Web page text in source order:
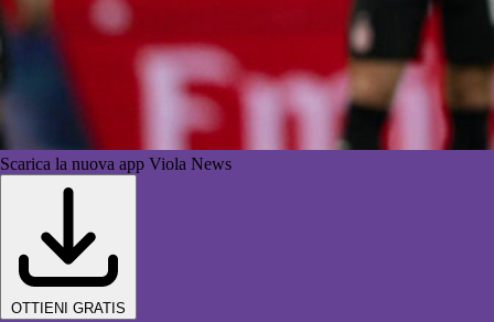
Scarica la nuova app Viola News
OTTIENI GRATIS